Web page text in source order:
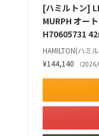
[ハミルトン]
MURPH オー
H70605731
HAMILTON(ハミ
¥144,140
（